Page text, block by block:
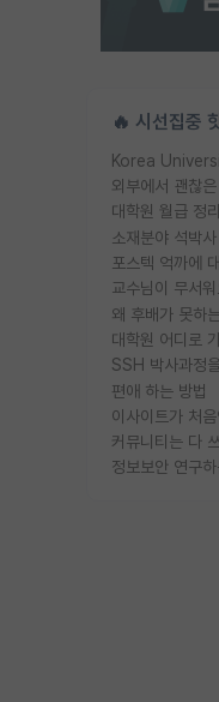
🔥 시선집중
외부에서 괜찮
대학원 월급 정
소재분야 석박
교수님이 무서
대학원 어디로
편애 하는 방법
이사이트가 처
커뮤니티는 다